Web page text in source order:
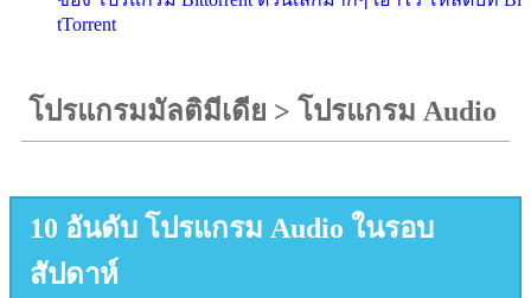
tTorrent
โปรแกรมมัลติมีเดีย > โปรแกรม Audio
10 อันดับ โปรแกรม Audio ในรอบ
สัปดาห์